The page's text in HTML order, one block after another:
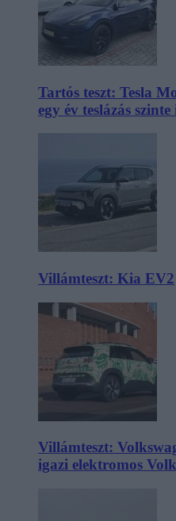
Tartós teszt: Tesla
egy év teslázás
Villámteszt: Kia EV2
Villámteszt:
igazi elektromos